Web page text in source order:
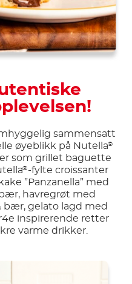
sammensatt
øyeblikk på Nutella®
som grillet baguette
® -fylte croissanter
”Panzanella” med
havregrøt med
bær, gelato lagd med
inspirerende retter
varme drikker.